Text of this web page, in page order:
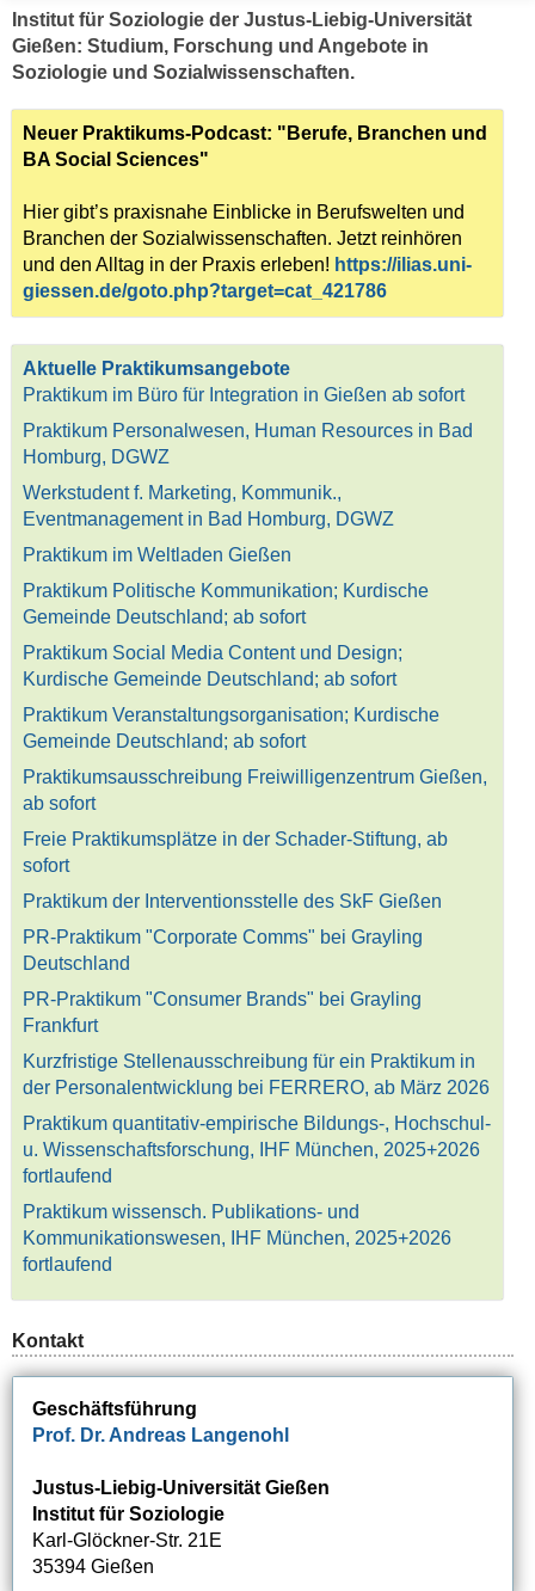
Institut für Soziologie der Justus-Liebig-Universität
Gießen: Studium, Forschung und Angebote in
Soziologie und Sozialwissenschaften.
Neuer Praktikums-Podcast: "Berufe, Branchen und
BA Social Sciences"
Hier gibt’s praxisnahe Einblicke in Berufswelten und
Branchen der Sozialwissenschaften. Jetzt reinhören
und den Alltag in der Praxis erleben! https://ilias.uni-
giessen.de/goto.php?target=cat_421786
Aktuelle Praktikumsangebote
Praktikum im Büro für Integration in Gießen ab sofort
Praktikum Personalwesen, Human Resources in Bad
Homburg, DGWZ
Werkstudent f. Marketing, Kommunik.,
Eventmanagement in Bad Homburg, DGWZ
Praktikum im Weltladen Gießen
Praktikum Politische Kommunikation; Kurdische
Gemeinde Deutschland; ab sofort
Praktikum Social Media Content und Design;
Kurdische Gemeinde Deutschland; ab sofort
Praktikum Veranstaltungsorganisation; Kurdische
Gemeinde Deutschland; ab sofort
Praktikumsausschreibung Freiwilligenzentrum Gießen,
ab sofort
Freie Praktikumsplätze in der Schader-Stiftung, ab
sofort
Praktikum der Interventionsstelle des SkF Gießen
PR-Praktikum "Corporate Comms" bei Grayling
Deutschland
PR-Praktikum "Consumer Brands" bei Grayling
Frankfurt
Kurzfristige Stellenausschreibung für ein Praktikum in
der Personalentwicklung bei FERRERO, ab März 2026
Praktikum quantitativ-empirische Bildungs-, Hochschul-
u. Wissenschaftsforschung, IHF München, 2025+2026
fortlaufend
Praktikum wissensch. Publikations- und
Kommunikationswesen, IHF München, 2025+2026
fortlaufend
Kontakt
Geschäftsführung
Prof. Dr. Andreas Langenohl
Justus-Liebig-Universität Gießen
Institut für Soziologie
Karl-Glöckner-Str. 21E
35394 Gießen